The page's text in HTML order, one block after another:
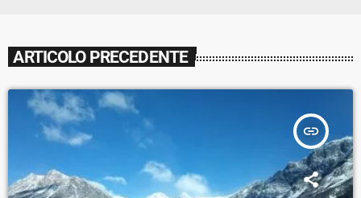
ARTICOLO PRECEDENTE
insert_link